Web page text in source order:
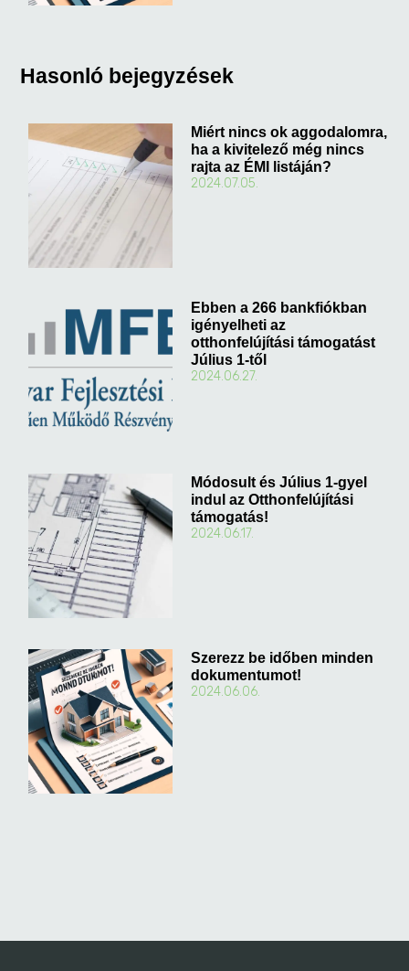
Hasonló bejegyzések
Miért nincs ok aggodalomra,
ha a kivitelező még nincs
rajta az ÉMI listáján?
2024.07.05.
Ebben a 266 bankfiókban
igényelheti az
otthonfelújítási támogatást
Július 1-től
2024.06.27.
Módosult és Július 1-gyel
indul az Otthonfelújítási
támogatás!
2024.06.17.
Szerezz be időben minden
dokumentumot!
2024.06.06.